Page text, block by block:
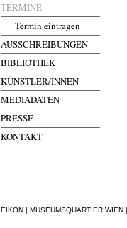
TERMINE
Termin eintragen
AUSSCHREIBUNGEN
BIBLIOTHEK
KÜNSTLER/INNEN
MEDIADATEN
PRESSE
KONTAKT
EIKON | MUSEUMSQUARTIER